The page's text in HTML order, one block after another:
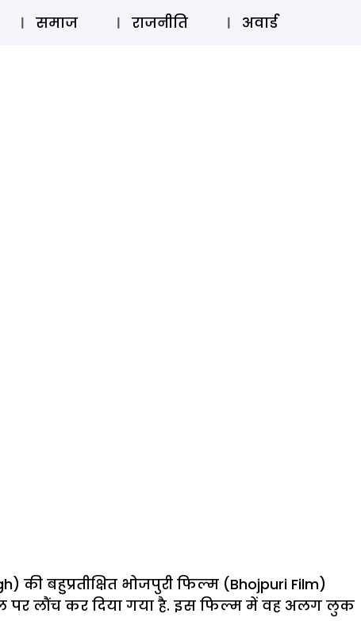
लॉग इन ⚲ SUBSCRIBE
समाज राजनीति अवार्ड
बहुप्रतीक्षित भोजपुरी फिल्म (Bhojpuri Film)
पर लौंच कर दिया गया है. इस फिल्म में वह अलग लुक